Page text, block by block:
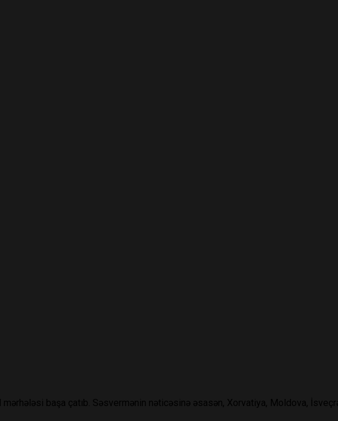
mərhələsi başa çatıb. Səsvermənin nəticəsinə əsasən, Xorvatiya, Moldova,